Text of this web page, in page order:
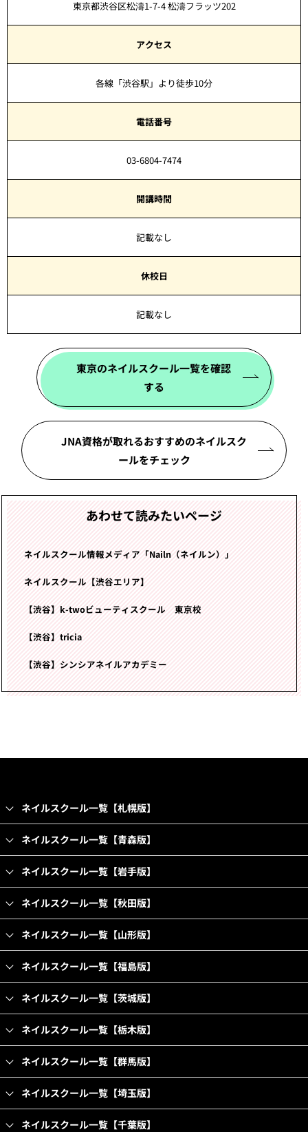
東京都渋谷区松濤1-7-4 松濤フラッツ202
アクセス
各線「渋谷駅」より徒歩10分
電話番号
03-6804-7474
開講時間
記載なし
休校日
記載なし
東京のネイルスクール一覧を確認
する
JNA資格が取れるおすすめのネイルスク
ールをチェック
あわせて読みたいページ
ネイルスクール情報メディア「Nailn（ネイルン）」
ネイルスクール【渋谷エリア】
【渋谷】k-twoビューティスクール 東京校
【渋谷】tricia
【渋谷】シンシアネイルアカデミー
ネイルスクール一覧【札幌版】
ネイルスクール一覧【青森版】
ネイルスクール一覧【岩手版】
ネイルスクール一覧【秋田版】
ネイルスクール一覧【山形版】
ネイルスクール一覧【福島版】
ネイルスクール一覧【茨城版】
ネイルスクール一覧【栃木版】
ネイルスクール一覧【群馬版】
ネイルスクール一覧【埼玉版】
ネイルスクール一覧【千葉版】